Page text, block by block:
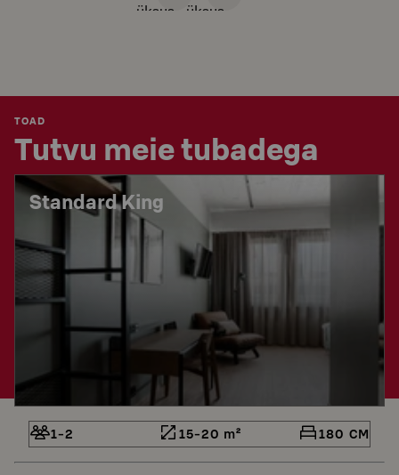
üksus
üksus
TOAD
Tutvu meie tubadega
Standard King
1-2 15-20 m² 180 CM